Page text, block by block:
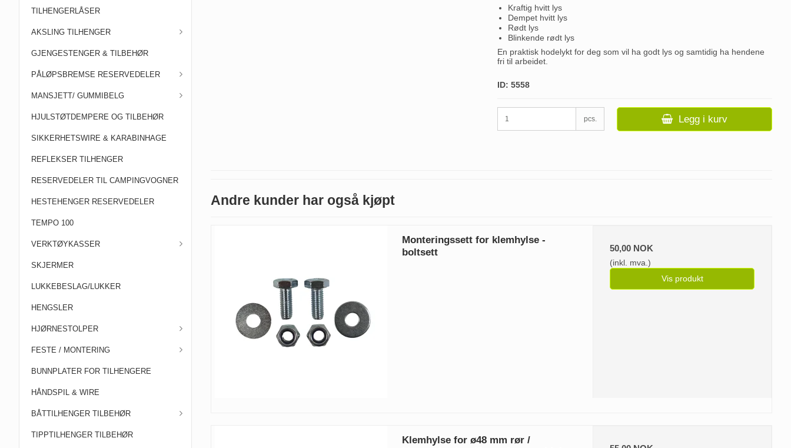
TILHENGERLÅSER
AKSLING TILHENGER
GJENGESTENGER & TILBEHØR
PÅLØPSBREMSE RESERVEDELER
MANSJETT/ GUMMIBELG
HJULSTØTDEMPERE OG TILBEHØR
SIKKERHETSWIRE & KARABINHAGE
REFLEKSER TILHENGER
RESERVEDELER TIL CAMPINGVOGNER
HESTEHENGER RESERVEDELER
TEMPO 100
VERKTØYKASSER
SKJERMER
LUKKEBESLAG/LUKKER
HENGSLER
HJØRNESTOLPER
FESTE / MONTERING
BUNNPLATER FOR TILHENGERE
HÅNDSPIL & WIRE
BÅTTILHENGER TILBEHØR
TIPPTILHENGER TILBEHØR
Kraftig hvitt lys
Dempet hvitt lys
Rødt lys
Blinkende rødt lys
En praktisk hodelykt for deg som vil ha godt lys og samtidig ha hendene
fri til arbeidet.
ID: 5558
pcs. Legg i kurv
Andre kunder har også kjøpt
Monteringssett for klemhylse -
boltsett
50,00 NOK
(inkl. mva.)
Vis produkt
Klemhylse for ø48 mm rør /